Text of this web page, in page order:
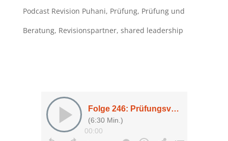
Podcast Revision Puhani, Prüfung, Prüfung und
Beratung, Revisionspartner, shared leadership